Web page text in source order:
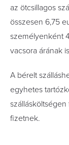
az ötcsillagos
összesen 6,75
személyenként
vacsora árának
A bérelt
egyhetes
fizetnek.